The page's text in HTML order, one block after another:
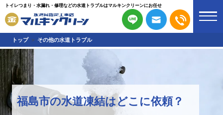
トイレつまり・水漏れ・修理などの水道トラブルはマルキンクリーンにお任せ
トップ その他の水道トラブル
福島市の水道凍結はどこに依頼？